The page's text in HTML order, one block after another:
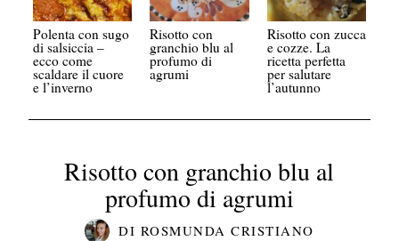
Polenta con sugo
di salsiccia –
ecco come
scaldare il cuore
e l’inverno
Risotto con
granchio blu al
profumo di
agrumi
Risotto con zucca
e cozze. La
ricetta perfetta
per salutare
l’autunno
Risotto con granchio blu al
profumo di agrumi
DI ROSMUNDA CRISTIANO